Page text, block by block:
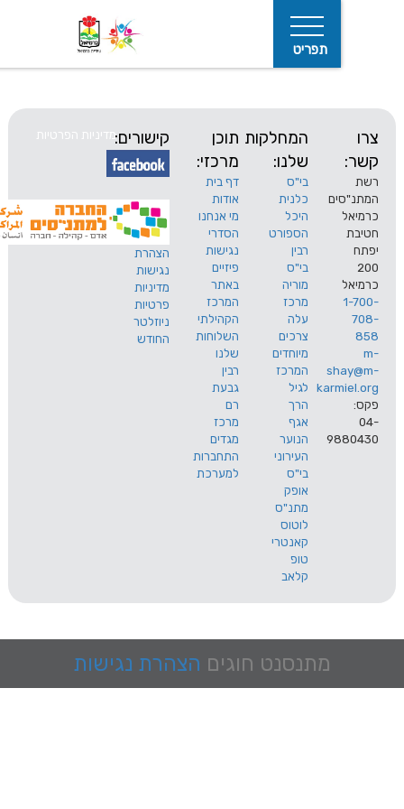
המחלקות
שלנו:
בי"ס
כלנית
היכל
הספורט
רבין
בי"ס
מוריה
מרכז
עלה
צרכים
מיוחדים
המרכז
לגיל
הרך
אגף
הנוער
תוכן
מרכזי:
דף בית
אודות
מי אנחנו
הסדרי
נגישות
פיזיים
באתר
המרכז
הקהילתי
השלוחות
שלנו
רבין
גבעת
רם
מרכז
מגדים
התחברות
למערכת
קישורים:
הצהרת
נגישות
מדיניות
פרטיות
ניוזלטר
החודש
מדיניות הפרטיות
מתנסנט חוגים הצהרת נגישות